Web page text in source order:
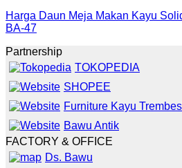
Harga Daun Meja Makan Kayu
BA-47
Partnership
TOKOPEDIA
SHOPEE
Furniture Kayu
Bawu Antik
FACTORY & OFFICE
Ds. Bawu